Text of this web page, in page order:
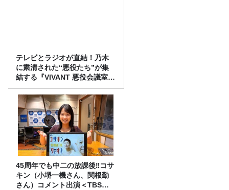
テレビとラジオが直結！乃木
に粛清された“悪役たち”が集
結する『VIVANT 悪役会議室』
7/26(日)23時スタート！
45周年でも中二の放課後‼コサ
キン（小堺一機さん、関根勤
さん）コメント出演＜TBSラ